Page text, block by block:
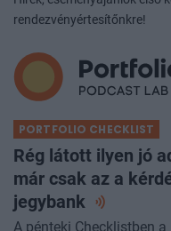
rendezvényértesítőnkre!
PORTFOLIO CHECKLIST
Rég látott ilyen jó
már csak az a
jegybank
A pénteki Checklistben